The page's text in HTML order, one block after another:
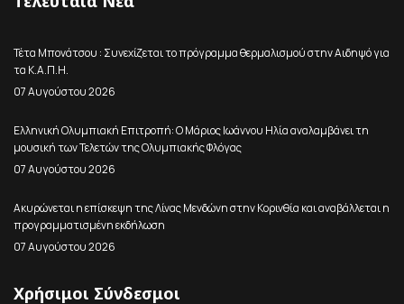
Τέτα Μπονάτσου : Συνεχίζεται το πρόγραμμα θερμαλισμού στην Αιδηψό για
τα Κ.Α.Π.Η.
07 Αυγούστου 2026
Ελληνική Ολυμπιακή Επιτροπή: Ο Μάριος Ιωάννου Ηλία αναλαμβάνει τη
μουσική των Τελετών της Ολυμπιακής Φλόγας
07 Αυγούστου 2026
Ακυρώνεται η επίσκεψη της Λίνας Μενδώνη στην Κορινθία και αναβάλλεται η
προγραμματισμένη εκδήλωση
07 Αυγούστου 2026
Χρήσιμοι Σύνδεσμοι